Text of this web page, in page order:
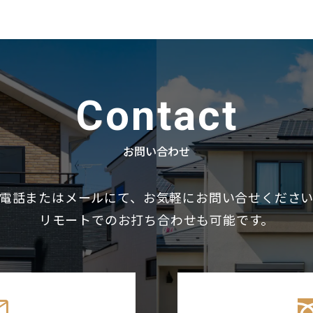
Contact
お問い合わせ
話またはメールにて、 お気軽にお問い合せくださ
リモートでのお打ち合わせも可能です。